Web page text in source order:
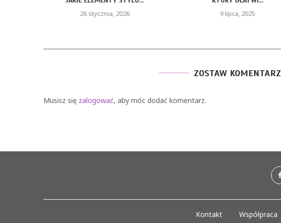
26 stycznia, 2026 9 lipca, 2025
ZOSTAW KOMENTARZ
Musisz się zalogować, aby móc dodać komentarz.
Kontakt Współpraca